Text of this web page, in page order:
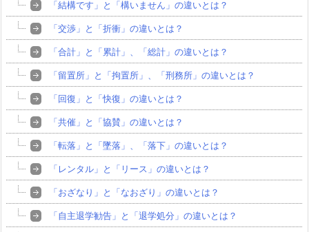
「結構です」と「構いません」の違いとは？
「交渉」と「折衝」の違いとは？
「合計」と「累計」、「総計」の違いとは？
「留置所」と「拘置所」、「刑務所」の違いとは？
「回復」と「快復」の違いとは？
「共催」と「協賛」の違いとは？
「転落」と「墜落」、「落下」の違いとは？
「レンタル」と「リース」の違いとは？
「おざなり」と「なおざり」の違いとは？
「自主退学勧告」と「退学処分」の違いとは？